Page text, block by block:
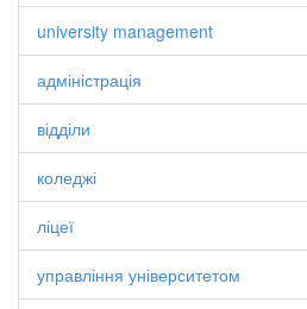
university management
адміністрація
відділи
коледжі
ліцеї
управління університетом